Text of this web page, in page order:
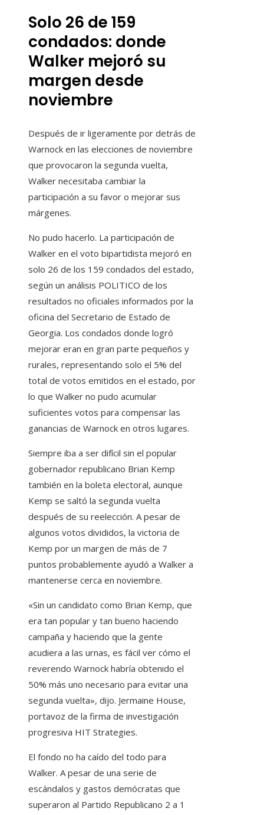
Solo 26 de 159
condados: donde
Walker mejoró su
margen desde
noviembre
Después de ir ligeramente por detrás de
Warnock en las elecciones de noviembre
que provocaron la segunda vuelta,
Walker necesitaba cambiar la
participación a su favor o mejorar sus
márgenes.
No pudo hacerlo. La participación de
Walker en el voto bipartidista mejoró en
solo 26 de los 159 condados del estado,
según un análisis POLITICO de los
resultados no oficiales informados por la
oficina del Secretario de Estado de
Georgia. Los condados donde logró
mejorar eran en gran parte pequeños y
rurales, representando solo el 5% del
total de votos emitidos en el estado, por
lo que Walker no pudo acumular
suficientes votos para compensar las
ganancias de Warnock en otros lugares.
Siempre iba a ser difícil sin el popular
gobernador republicano Brian Kemp
también en la boleta electoral, aunque
Kemp se saltó la segunda vuelta
después de su reelección. A pesar de
algunos votos divididos, la victoria de
Kemp por un margen de más de 7
puntos probablemente ayudó a Walker a
mantenerse cerca en noviembre.
«Sin un candidato como Brian Kemp, que
era tan popular y tan bueno haciendo
campaña y haciendo que la gente
acudiera a las urnas, es fácil ver cómo el
reverendo Warnock habría obtenido el
50% más uno necesario para evitar una
segunda vuelta», dijo. Jermaine House,
portavoz de la firma de investigación
progresiva HIT Strategies.
El fondo no ha caído del todo para
Walker. A pesar de una serie de
escándalos y gastos demócratas que
superaron al Partido Republicano 2 a 1